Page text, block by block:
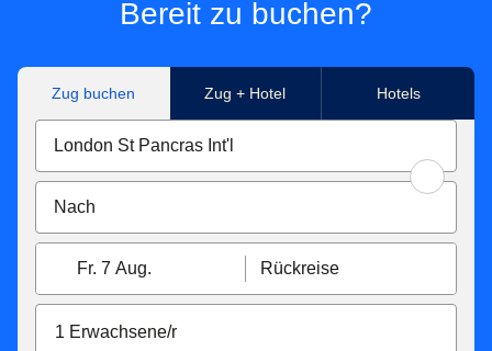
Bereit zu buchen?
Zug buchen Zug + Hotel Hotels
Fr. 7 Aug. Rückreise
1 Erwachsene/r